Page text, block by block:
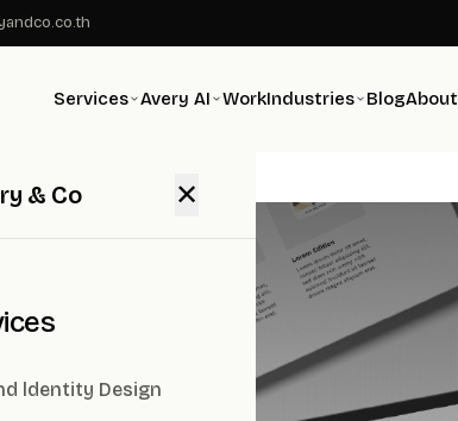
Services Avery AI WorkIndustries BlogAbout
& Co ✕
ldentity Design